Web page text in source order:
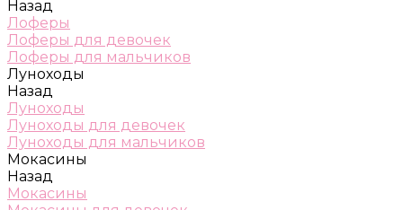
Назад
Лоферы
Лоферы для девочек
Лоферы для мальчиков
Луноходы
Назад
Луноходы
Луноходы для девочек
Луноходы для мальчиков
Мокасины
Назад
Мокасины